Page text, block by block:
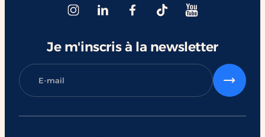
Je m'inscris à la newsletter